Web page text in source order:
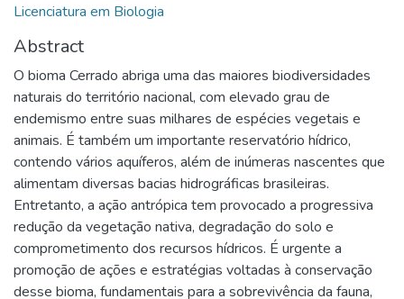
Licenciatura em Biologia
Abstract
O bioma Cerrado abriga uma das maiores biodiversidades
naturais do território nacional, com elevado grau de
endemismo entre suas milhares de espécies vegetais e
animais. É também um importante reservatório hídrico,
contendo vários aquíferos, além de inúmeras nascentes que
alimentam diversas bacias hidrográficas brasileiras.
Entretanto, a ação antrópica tem provocado a progressiva
redução da vegetação nativa, degradação do solo e
comprometimento dos recursos hídricos. É urgente a
promoção de ações e estratégias voltadas à conservação
desse bioma, fundamentais para a sobrevivência da fauna,